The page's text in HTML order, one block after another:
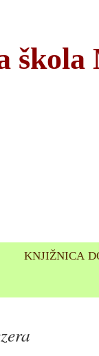
KNJIŽNICA